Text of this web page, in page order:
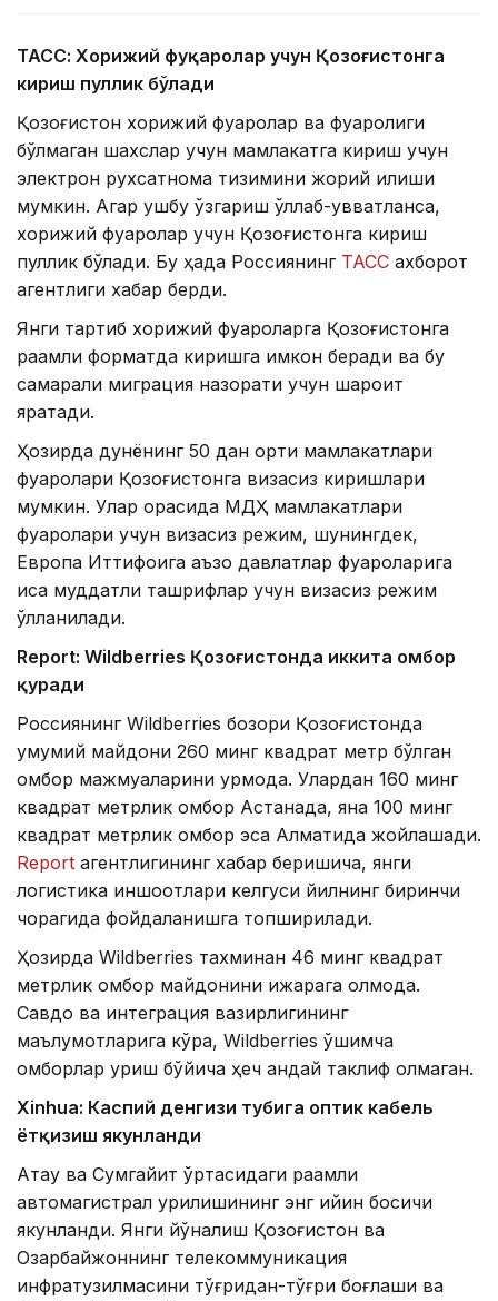
ТАСС: Хорижий фуқаролар учун Қозоғистонга
кириш пуллик бўлади
Қозоғистон хорижий фуқаролар ва фуқаролиги
бўлмаган шахслар учун мамлакатга кириш учун
электрон рухсатнома тизимини жорий қилиши
мумкин. Агар ушбу ўзгариш қўллаб-қувватланса,
хорижий фуқаролар учун Қозоғистонга кириш
пуллик бўлади. Бу ҳақда Россиянинг ТАСС ахборот
агентлиги хабар берди.
Янги тартиб хорижий фуқароларга Қозоғистонга
рақамли форматда киришга имкон беради ва бу
самарали миграция назорати учун шароит
яратади.
Ҳозирда дунёнинг 50 дан ортиқ мамлакатлари
фуқаролари Қозоғистонга визасиз киришлари
мумкин. Улар орасида МДҲ мамлакатлари
фуқаролари учун визасиз режим, шунингдек,
Европа Иттифоқига аъзо давлатлар фуқароларига
қисқа муддатли ташрифлар учун визасиз режим
қўлланилади.
Report: Wildberries Қозоғистонда иккита омбор
қуради
Россиянинг Wildberries бозори Қозоғистонда
умумий майдони 260 минг квадрат метр бўлган
омбор мажмуаларини қурмоқда. Улардан 160 минг
квадрат метрлик омбор Астанада, яна 100 минг
квадрат метрлик омбор эса Алматида жойлашади.
Report агентлигининг хабар беришича, янги
логистика иншоотлари келгуси йилнинг биринчи
чорагида фойдаланишга топширилади.
Ҳозирда Wildberries тахминан 46 минг квадрат
метрлик омбор майдонини ижарага олмоқда.
Савдо ва интеграция вазирлигининг
маълумотларига кўра, Wildberries қўшимча
омборлар қуриш бўйича ҳеч қандай таклиф олмаган.
Xinhuа: Каспий денгизи тубига оптик кабель
ётқизиш якунланди
Ақтау ва Сумгайит ўртасидаги рақамли
автомагистрал қурилишининг энг қийин босқичи
якунланди. Янги йўналиш Қозоғистон ва
Озарбайжоннинг телекоммуникация
инфратузилмасини тўғридан-тўғри боғлаши ва